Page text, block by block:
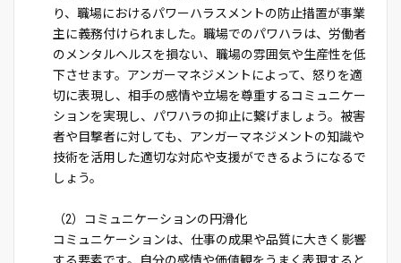
り、職場におけるパワーハラスメントの防止措置が事業
主に義務付けられました。職場でのパワハラは、労働者
のメンタルヘルスを損ない、職場の雰囲気や生産性を低
下させます。アンガーマネジメントによって、怒りを適
切に表現し、相手の感情や立場を尊重するコミュニケー
ションを実現し、パワハラの抑止に繋げましょう。被害
者や目撃者に対しても、アンガーマネジメントの知識や
技術を活用した適切な対応や支援ができるようになるで
しょう。
（2）コミュニケーションの円滑化
コミュニケーションは、仕事の成果や品質に大きく影響